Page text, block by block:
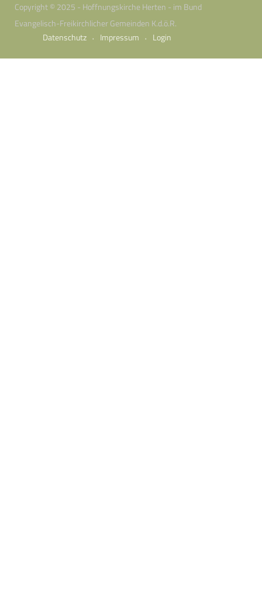
Copyright © 2025 - Hoffnungskirche Herten - im Bund
Evangelisch-Freikirchlicher Gemeinden K.d.ö.R.
Datenschutz
Impressum Login